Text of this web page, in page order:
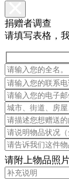
捐赠者调查
请填写表格，
请附上物品照片